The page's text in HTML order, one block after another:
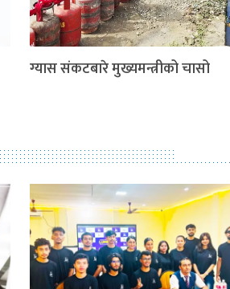
ग्यास संकटबारे मुख्यमन्त्रीको चासो